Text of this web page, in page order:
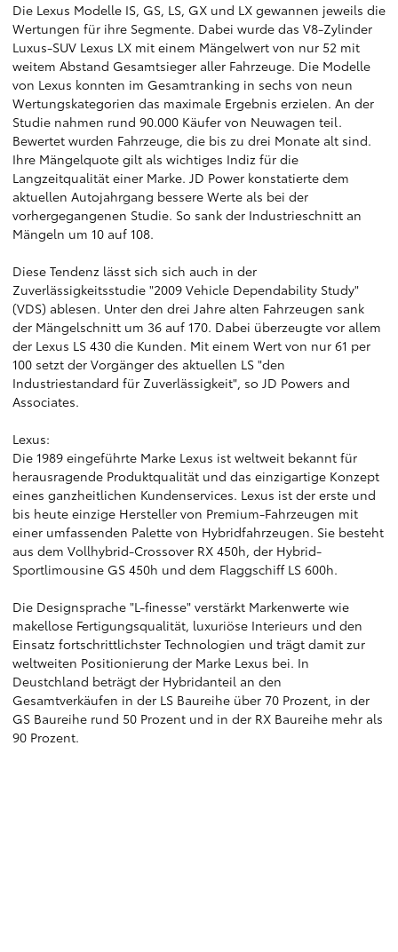
Die Lexus Modelle IS, GS, LS, GX und LX gewannen jeweils die
Wertungen für ihre Segmente. Dabei wurde das V8-Zylinder
Luxus-SUV Lexus LX mit einem Mängelwert von nur 52 mit
weitem Abstand Gesamtsieger aller Fahrzeuge. Die Modelle
von Lexus konnten im Gesamtranking in sechs von neun
Wertungskategorien das maximale Ergebnis erzielen. An der
Studie nahmen rund 90.000 Käufer von Neuwagen teil.
Bewertet wurden Fahrzeuge, die bis zu drei Monate alt sind.
Ihre Mängelquote gilt als wichtiges Indiz für die
Langzeitqualität einer Marke. JD Power konstatierte dem
aktuellen Autojahrgang bessere Werte als bei der
vorhergegangenen Studie. So sank der Industrieschnitt an
Mängeln um 10 auf 108.
Diese Tendenz lässt sich sich auch in der
Zuverlässigkeitsstudie "2009 Vehicle Dependability Study"
(VDS) ablesen. Unter den drei Jahre alten Fahrzeugen sank
der Mängelschnitt um 36 auf 170. Dabei überzeugte vor allem
der Lexus LS 430 die Kunden. Mit einem Wert von nur 61 per
100 setzt der Vorgänger des aktuellen LS "den
Industriestandard für Zuverlässigkeit", so JD Powers and
Associates.
Lexus:
Die 1989 eingeführte Marke Lexus ist weltweit bekannt für
herausragende Produktqualität und das einzigartige Konzept
eines ganzheitlichen Kundenservices. Lexus ist der erste und
bis heute einzige Hersteller von Premium-Fahrzeugen mit
einer umfassenden Palette von Hybridfahrzeugen. Sie besteht
aus dem Vollhybrid-Crossover RX 450h, der Hybrid-
Sportlimousine GS 450h und dem Flaggschiff LS 600h.
Die Designsprache "L-finesse" verstärkt Markenwerte wie
makellose Fertigungsqualität, luxuriöse Interieurs und den
Einsatz fortschrittlichster Technologien und trägt damit zur
weltweiten Positionierung der Marke Lexus bei. In
Deustchland beträgt der Hybridanteil an den
Gesamtverkäufen in der LS Baureihe über 70 Prozent, in der
GS Baureihe rund 50 Prozent und in der RX Baureihe mehr als
90 Prozent.